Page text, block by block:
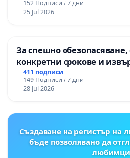
152 Подписи / 7 дни
25 Jul 2026
За спешно
конкретни срокове и
цялостна рехабилитация на
републиканския път
„Тракия“ - гр. Ихтиман - с.
411 подписи
149 Подписи / 7 дни
28 Jul 2026
Създаване на регистър на
бъде позволявано да
любимци